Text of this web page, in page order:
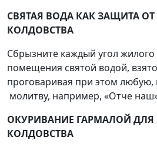
СВЯТАЯ ВОДА КАК ЗАЩИТА
КОЛДОВСТВА
Сбрызните каждый угол
помещения святой водой,
проговаривая при этом любую,
молитву, например, «Отче
ОКУРИВАНИЕ ГАРМАЛОЙ
КОЛДОВСТВА